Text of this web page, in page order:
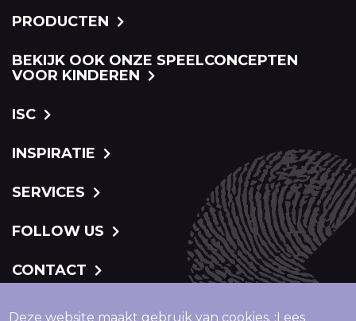
PRODUCTEN
BEKIJK OOK ONZE SPEELCONCEPTEN
VOOR KINDEREN
ISC
INSPIRATIE
SERVICES
FOLLOW US
CONTACT
Deze website maakt gebruik van cookies. ;Lees